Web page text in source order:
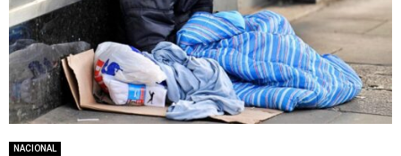
NACIONAL